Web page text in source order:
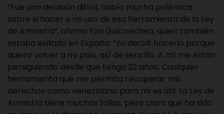
“Fue una decisión difícil, había mucha polémica
sobre si hacer o no uso de esa herramienta de la Ley
de Amnistía”, afirma Yon Goicoechea, quien también
estaba exiliado en España. “Yo decidí hacerlo porque
quiero volver a mi país, así de sencillo. A mí me están
persiguiendo desde que tengo 22 años. Cualquier
herramienta que me permita recuperar mis
derechos como venezolano para mí es útil. La Ley de
Amnistía tiene muchas fallas, pero claro que ha sido